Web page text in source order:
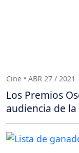
Cine • ABR 27 / 2021
Los Premios
audiencia de